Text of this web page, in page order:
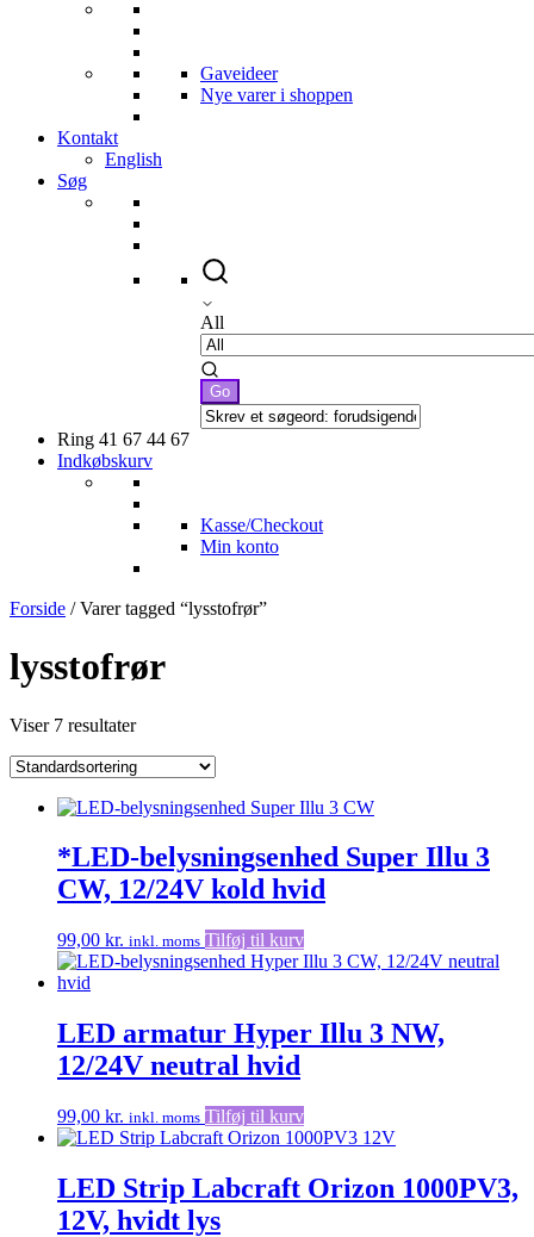
Gaveideer
Nye varer i shoppen
Kontakt
English
Søg
All
Ring 41 67 44 67
Indkøbskurv
Kasse/Checkout
Min konto
Forside / Varer tagged “lysstofrør”
lysstofrør
Viser 7 resultater
*LED-belysningsenhed Super Illu 3
CW, 12/24V kold hvid
99,00 kr. inkl. moms Tilføj til kurv
LED armatur Hyper Illu 3 NW,
12/24V neutral hvid
99,00 kr. inkl. moms Tilføj til kurv
LED Strip Labcraft Orizon 1000PV3,
12V, hvidt lys